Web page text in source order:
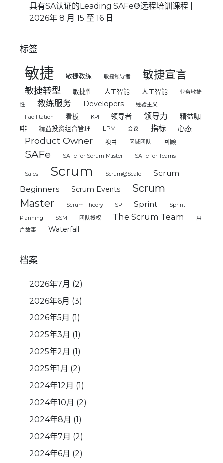
具有SA认证的Leading SAFe®远程培训课程 |
2026年 8 月 15 至 16 日
标签
敏捷 敏捷教练 敏捷领导者 敏捷宣言
敏捷转型 敏捷性 人工智能 人工智能
业务敏捷
性
教练服务 Developers
经验主义
Facilitation
看板 KPI 领导者 领导力
精益咖
啡
精益投资组合管理 LPM 会议 指标 心态
Product Owner 项目 区域团队 回顾
SAFe SAFe for Scrum Master SAFe for Teams
Sales Scrum Scrum@Scale
Scrum
Beginners
Scrum Events
Scrum
Master
Scrum Theory SP Sprint
Sprint
Planning
SSM 团队授权 The Scrum Team
用
户故事
Waterfall
档案
2026年7月 (2)
2026年6月 (3)
2026年5月 (1)
2025年3月 (1)
2025年2月 (1)
2025年1月 (2)
2024年12月 (1)
2024年10月 (2)
2024年8月 (1)
2024年7月 (2)
2024年6月 (2)